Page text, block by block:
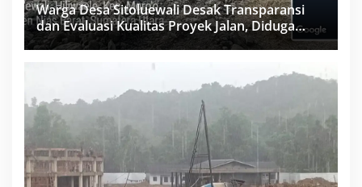
Warga Desa Sitoluewali Desak Transparansi
dan Evaluasi Kualitas Proyek Jalan, Diduga
Minim Informasi